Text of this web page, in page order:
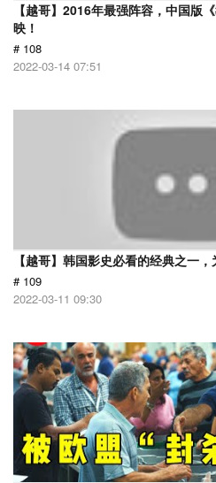
【越哥】2016年最强阵容，中国版
映！
# 108
2022-03-14 07:51
【越哥】韩国影史必看的经典之一
# 109
2022-03-11 09:30